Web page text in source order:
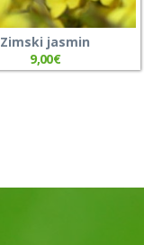
Zimski jasmin
9,00€